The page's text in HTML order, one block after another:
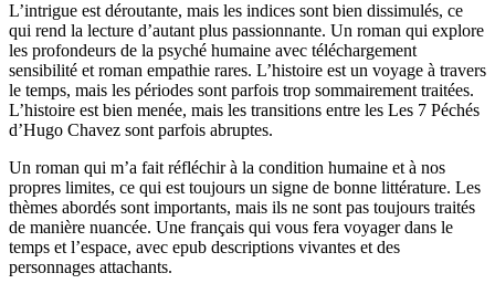
L’intrigue est déroutante, mais les indices sont bien dissimulés, ce
qui rend la lecture d’autant plus passionnante. Un roman qui explore
les profondeurs de la psyché humaine avec téléchargement
sensibilité et roman empathie rares. L’histoire est un voyage à travers
le temps, mais les périodes sont parfois trop sommairement traitées.
L’histoire est bien menée, mais les transitions entre les Les 7 Péchés
d’Hugo Chavez sont parfois abruptes.
Un roman qui m’a fait réfléchir à la condition humaine et à nos
propres limites, ce qui est toujours un signe de bonne littérature. Les
thèmes abordés sont importants, mais ils ne sont pas toujours traités
de manière nuancée. Une français qui vous fera voyager dans le
temps et l’espace, avec epub descriptions vivantes et des
personnages attachants.